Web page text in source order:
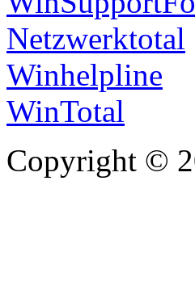
Netzwerktotal
Winhelpline
WinTotal
Copyright ©